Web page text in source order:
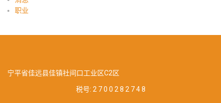
职业
宁平省佳远县佳镇社间口工业区C2区
税号: 2 7 0 0 2 8 2 7 4 8